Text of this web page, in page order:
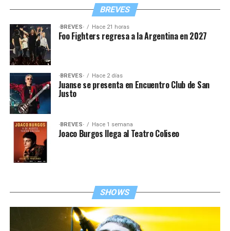
BREVES
·BREVES· Hace 21 horas
Foo Fighters regresa a la Argentina en 2027
·BREVES· Hace 2 días
Juanse se presenta en Encuentro Club de San
Justo
·BREVES· Hace 1 semana
Joaco Burgos llega al Teatro Coliseo
SHOWS